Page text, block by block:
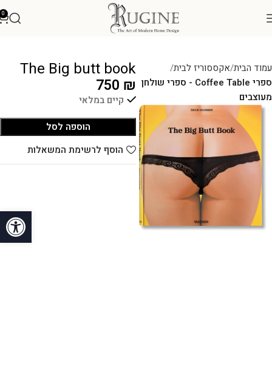
פתח
0
עמוד הבית אקססוריז לבית
ספרי Coffee Table - ספרי שולחן
מעוצבים
The Big butt book
750 ₪
קיים במלאי
הוספה לסל
הוסף לרשימת המשאלות